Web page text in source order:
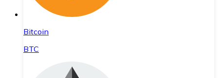
Bitcoin
BTC